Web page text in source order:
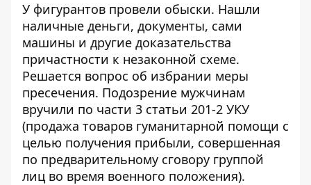
У фигурантов провели обыски. Нашли
наличные деньги, документы, сами
машины и другие доказательства
причастности к незаконной схеме.
Решается вопрос об избрании меры
пресечения. Подозрение мужчинам
вручили по части 3 статьи 201-2 УКУ
(продажа товаров гуманитарной помощи с
целью получения прибыли, совершенная
по предварительному сговору группой
лиц во время военного положения).